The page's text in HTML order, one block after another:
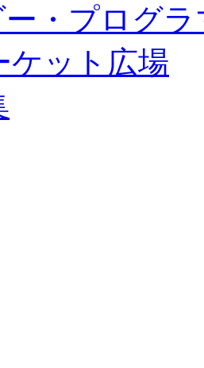
・プログラ
ケット広場